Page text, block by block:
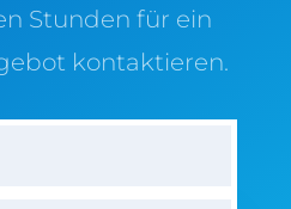
Stunden für ein
kontaktieren.